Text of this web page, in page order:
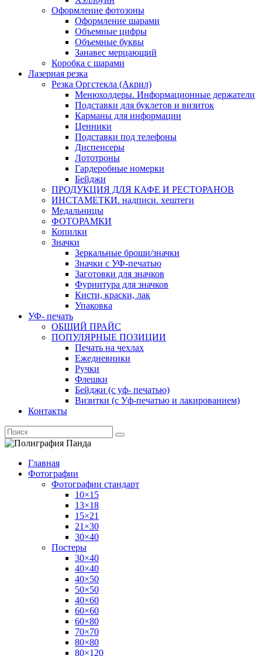
Оформление фотозоны
Оформление шарами
Объемные цифры
Объемные буквы
Занавес мерцающий
Коробка с шарами
Лазерная резка
Резка Оргстекла (Акрил)
Менюхолдеры. Информационные держатели
Подставки для буклетов и визиток
Карманы для информации
Ценники
Подставки под телефоны
Диспенсеры
Лототроны
Гардеробные номерки
Бейджи
ПРОДУКЦИЯ ДЛЯ КАФЕ И РЕСТОРАНОВ
ИНСТАМЕТКИ. надписи. хештеги
Медальницы
ФОТОРАМКИ
Копилки
Значки
Зеркальные броши/значки
Значки с УФ-печатью
Заготовки для значков
Фурнитура для значков
Кисти, краски, лак
Упаковка
УФ- печать
ОБЩИЙ ПРАЙС
ПОПУЛЯРНЫЕ ПОЗИЦИИ
Печать на чехлах
Ежедневники
Ручки
Флешки
Бейджи (с уф- печатью)
Визитки (с Уф-печатью и лакированием)
Контакты
Главная
Фотографии
Фотографии стандарт
10×15
13×18
15×21
21×30
30×40
Постеры
30×40
40×40
40×50
50×50
40×60
60×60
60×80
70×70
80×80
80×120